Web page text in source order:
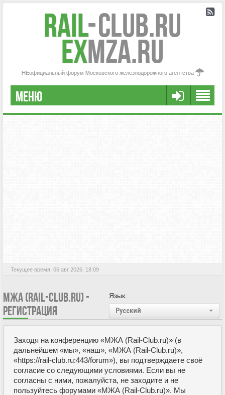
Rail-Club.RU
exMZA.RU
НЕофициальный форум Московского железнодорожного агентства
МЕНЮ
FAQ
Текущее время: 06 авг 2026, 18:09
Язык:
Русский
МЖА (RAIL-CLUB.RU) -
РЕГИСТРАЦИЯ
Заходя на конференцию «МЖА (Rail-Club.ru)» (в
дальнейшем «мы», «наш», «МЖА (Rail-Club.ru)»,
«https://rail-club.ru:443/forum»), вы подтверждаете своё
согласие со следующими условиями. Если вы не
согласны с ними, пожалуйста, не заходите и не
пользуйтесь форумами «МЖА (Rail-Club.ru)». Мы